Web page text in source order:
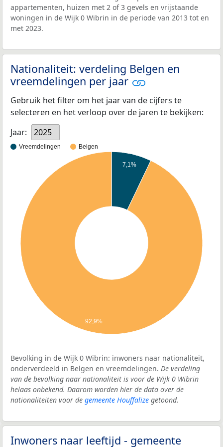
appartementen, huizen met 2 of 3 gevels en vrijstaande
woningen in de Wijk 0 Wibrin in de periode van 2013 tot en
met 2023.
Nationaliteit: verdeling Belgen en
vreemdelingen per jaar
Gebruik het filter om het jaar van de cijfers te
selecteren en het verloop over de jaren te bekijken:
Jaar:
2025
Vreemdelingen Belgen
7,1%
92,9%
Bevolking in de Wijk 0 Wibrin: inwoners naar nationaliteit,
onderverdeeld in Belgen en vreemdelingen. De verdeling
van de bevolking naar nationaliteit is voor de Wijk 0 Wibrin
helaas onbekend. Daarom worden hier de data over de
nationaliteiten voor de gemeente Houffalize getoond.
Inwoners naar leeftijd - gemeente